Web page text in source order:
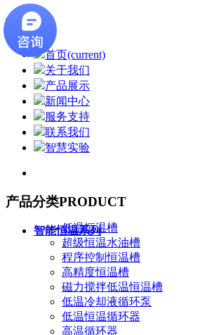
首页(current)
关于我们
产品展示
新闻中心
服务支持
联系我们
智慧实验
产品分类PRODUCT
智能恒温系列
低温恒温槽
超级恒温水油槽
程序控制恒温槽
高精度恒温槽
磁力搅拌低温恒温槽
低温冷却液循环泵
低温恒温循环器
高温循环器